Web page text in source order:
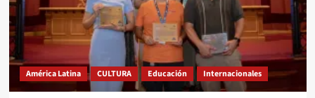
hogueras
se
apagan
queda
la
basura
América Latina CULTURA Educación Internacionales